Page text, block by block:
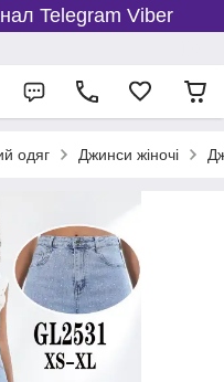
Telegram Viber
одяг Джинси жіночі